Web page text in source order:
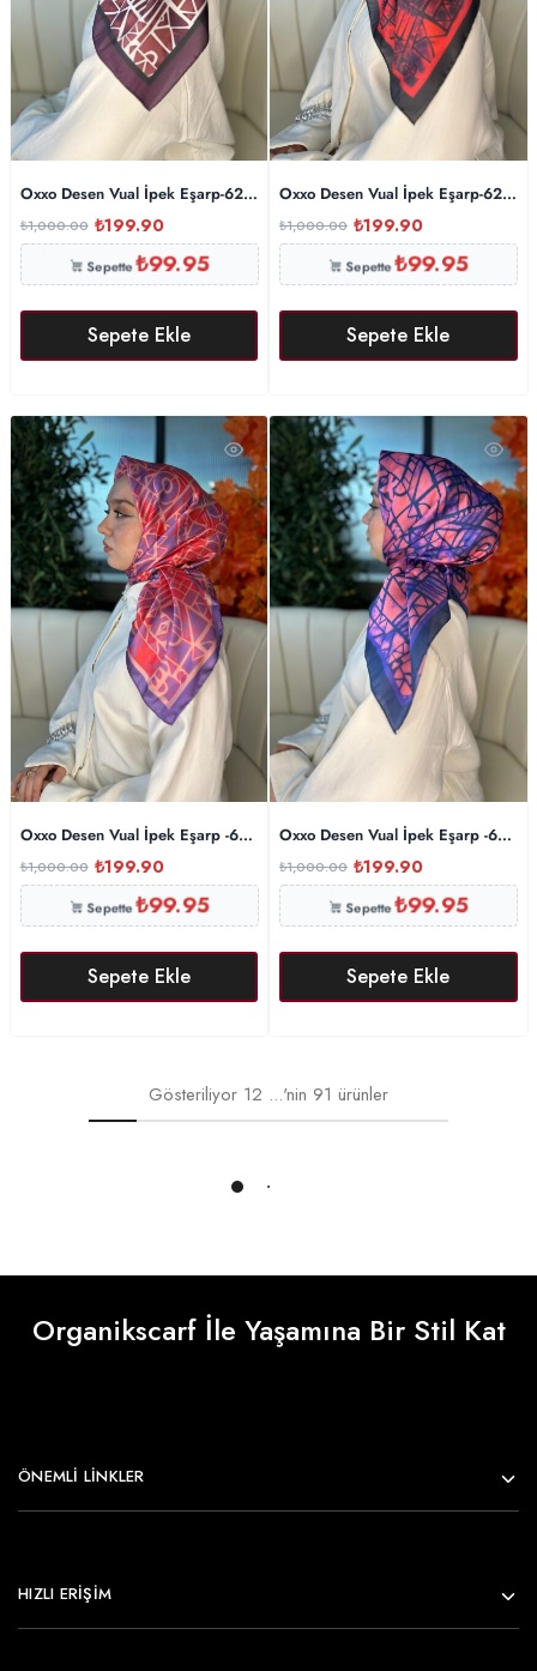
Oxxo Desen Vual İpek Eşarp-6203662-Kahve
₺1,000.00 ₺199.90
Sepette₺99.95
Sepete Ekle
Oxxo Desen Vual İpek Eşarp-
₺1,000.00 ₺199.90
Sepette₺99.95
Sepete Ekle
Oxxo Desen Vual İpek Eşarp -6203662-Pudra Pembe
₺1,000.00 ₺199.90
Sepette₺99.95
Sepete Ekle
Oxxo Desen Vual İpek Eşarp -
₺1,000.00 ₺199.90
Sepette₺99.95
Sepete Ekle
Gösteriliyor 12 ...'nin 91 ürünler
Daha Fazlasını Yükle
Organikscarf İle Yaşamına Bir Stil Kat
ÖNEMLI LINKLER
HIZLI ERİŞİM